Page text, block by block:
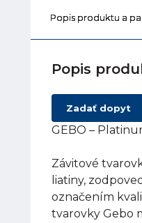
Popis produktu a
Popis
Zadať dopyt
GEBO –
Závitové
liatiny,
označením
tvarovky Gebo